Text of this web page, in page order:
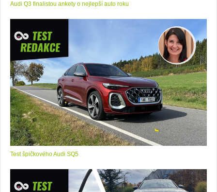
Audi Q3 finalistou ankety o nejlepší auto roku
Test špičkového Audi SQ5